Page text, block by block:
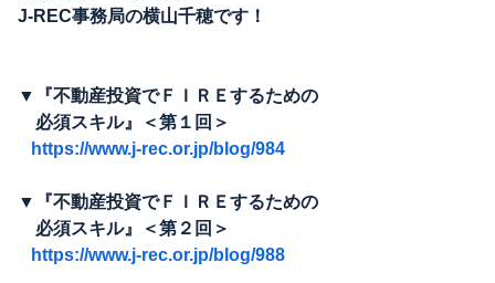
J-REC事務局の横山千穂です！
▼『不動産投資でＦＩＲＥするための
必須スキル』＜第１回＞
https://www.j-rec.or.jp/blog/984
▼『不動産投資でＦＩＲＥするための
必須スキル』＜第２回＞
https://www.j-rec.or.jp/blog/988